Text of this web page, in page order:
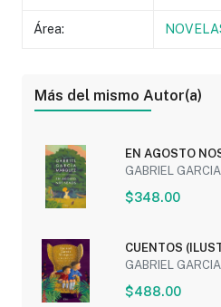
Área:
Más del mismo Autor(a)
EN AGOSTO
GABRIEL
$348.00
CUENTOS
GABRIEL
$488.00